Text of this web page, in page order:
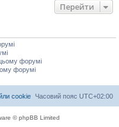
Перейти
форумі
форумі
Часовий пояс UTC+02:00
cookie
© phpBB Limited